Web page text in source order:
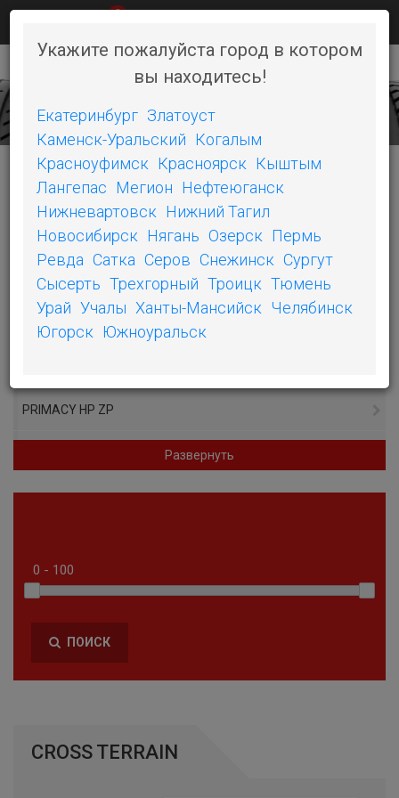
Укажите пожалуйста город в котором
вы находитесь!
Екатеринбург Златоуст
Каменск-Уральский Когалым
Красноуфимск Красноярск Кыштым
Лангепас Мегион Нефтеюганск
Нижневартовск Нижний Тагил
Новосибирск Нягань Озерск Пермь
Ревда Сатка Серов Снежинск Сургут
Сысерть Трехгорный Троицк Тюмень
Урай Учалы Ханты-Мансийск Челябинск
Югорск Южноуральск
0
КАТЕГОРИИ
POWER PURE SC
PILOT SPORT 4
PRIMACY LC
PRIMACY HP ZP
PILOT ALPIN 5 SUV ZP
PILOT SPORT A/S PLUS
Развернуть
ПОИСК
CROSS TERRAIN